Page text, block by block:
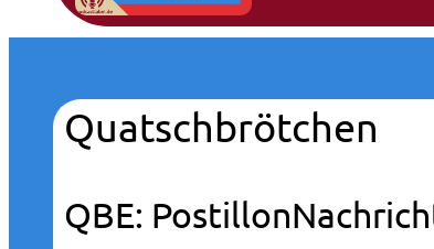
Quatschbrötchen
QBE: